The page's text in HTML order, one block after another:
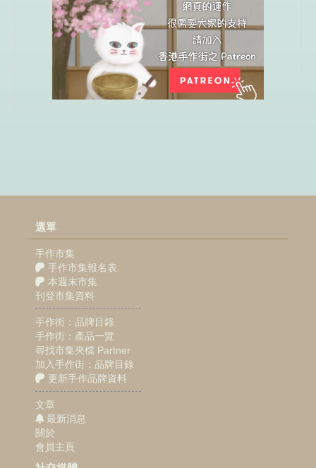
選單
手作市集
手作市集報名表
本週末市集
刊登市集資料
手作街：品牌目錄
手作街：產品一覽
尋找市集夾檔 Partner
加入手作街：品牌目錄
更新手作品牌資料
文章
最新消息
關於
會員主頁